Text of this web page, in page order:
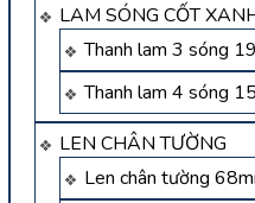
LAM SÓNG CỐT
Thanh lam 3 sóng
Thanh lam 4 sóng
LEN CHÂN TƯỜNG
Len chân tường